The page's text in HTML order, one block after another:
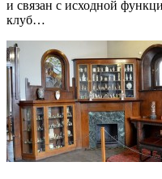
и связан с исходной
клуб…